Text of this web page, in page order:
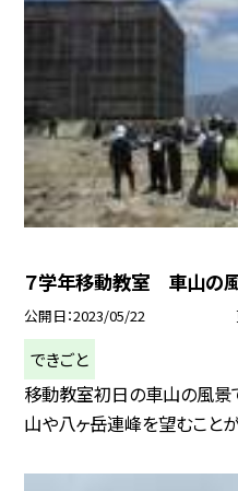
７学年移動教室 車山の
公開日 2023/05/22
できごと
移動教室初日の車山の風景
山や八ヶ岳連峰を望むこと